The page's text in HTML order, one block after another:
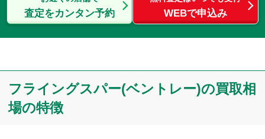
査定をカンタン予約 WEBで申込み
フライングスパー(ベントレー)の買取相
場の特徴